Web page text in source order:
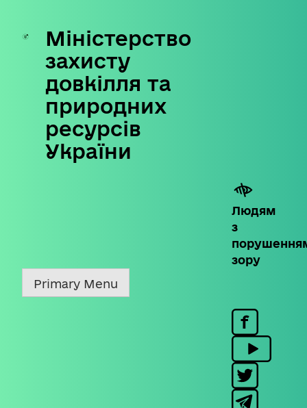
Skip
content
Міністерство
захисту
довкілля та
природних
ресурсів
України
Людям
з
зору
Primary Menu